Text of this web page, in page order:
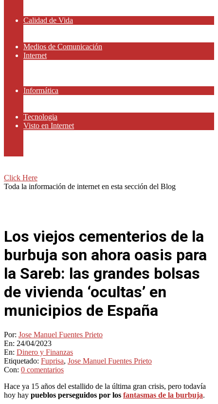
Calidad de Vida
Medios de Comunicación
Internet
Informática
Tecnologia
Visto en Internet
Click Here
Toda la información de internet en esta sección del Blog
Los viejos cementerios de la
burbuja son ahora oasis para
la Sareb: las grandes bolsas
de vivienda ‘ocultas’ en
municipios de España
Por: Jose Manuel Fuentes Prieto
En: 24/04/2023
En: Dinero y Finanzas
Etiquetado: Fuprisa, Jose Manuel Fuentes Prieto
Con: 0 comentarios
Hace ya 15 años del estallido de la última gran crisis, pero todavía
hoy hay pueblos perseguidos por los fantasmas de la burbuja.